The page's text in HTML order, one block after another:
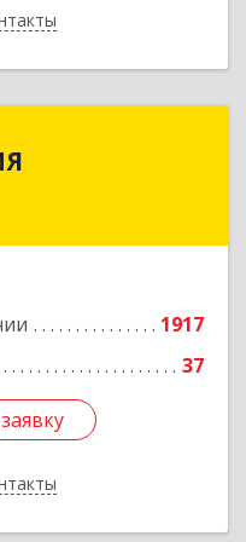
1917
37
1-я ул, дом №